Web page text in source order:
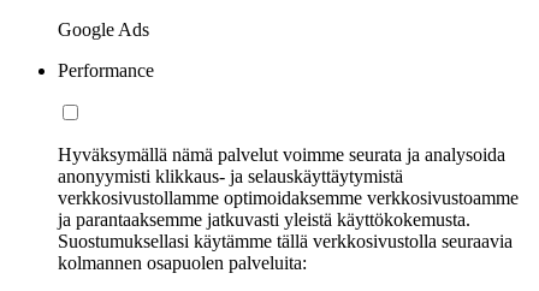
Google Ads
Performance
Hyväksymällä nämä palvelut voimme seurata ja analysoida
anonyymisti klikkaus- ja selauskäyttäytymistä
verkkosivustollamme optimoidaksemme verkkosivustoamme
ja parantaaksemme jatkuvasti yleistä käyttökokemusta.
Suostumuksellasi käytämme tällä verkkosivustolla seuraavia
kolmannen osapuolen palveluita: